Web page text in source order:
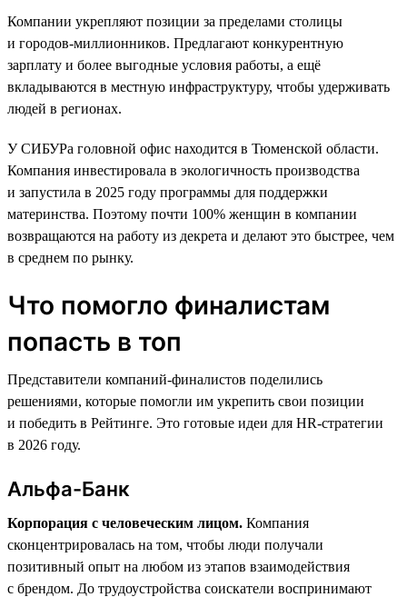
Компании укрепляют позиции за пределами столицы
и городов-миллионников. Предлагают конкурентную
зарплату и более выгодные условия работы, а ещё
вкладываются в местную инфраструктуру, чтобы удерживать
людей в регионах.
У СИБУРа головной офис находится в Тюменской области.
Компания инвестировала в экологичность производства
и запустила в 2025 году программы для поддержки
материнства. Поэтому почти 100% женщин в компании
возвращаются на работу из декрета и делают это быстрее, чем
в среднем по рынку.
Что помогло финалистам
попасть в топ
Представители компаний-финалистов поделились
решениями, которые помогли им укрепить свои позиции
и победить в Рейтинге. Это готовые идеи для HR-стратегии
в 2026 году.
Альфа-Банк
Корпорация с человеческим лицом. Компания
сконцентрировалась на том, чтобы люди получали
позитивный опыт на любом из этапов взаимодействия
с брендом. До трудоустройства соискатели воспринимают